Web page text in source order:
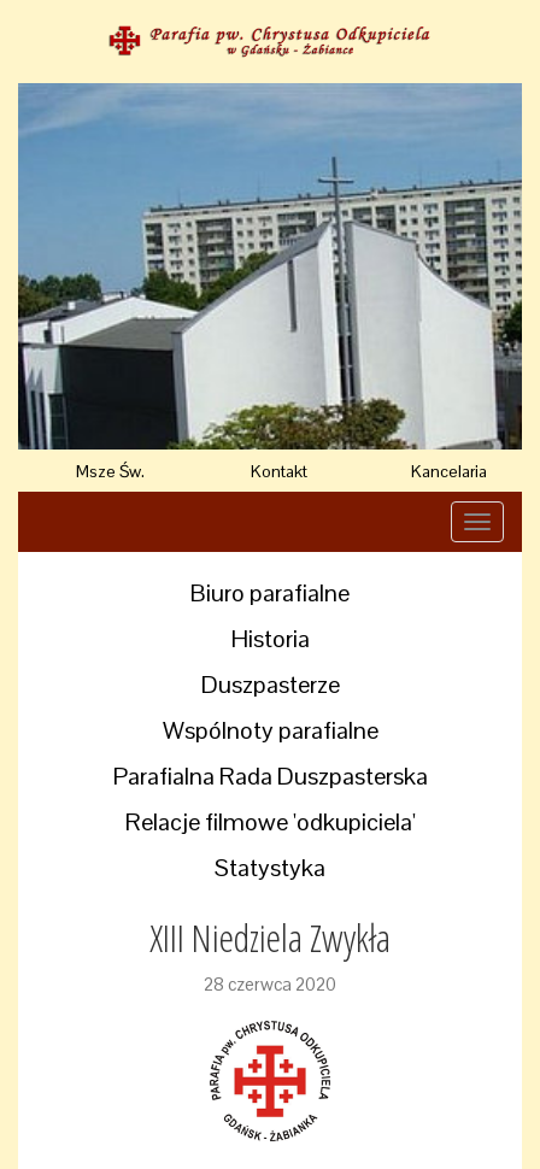
Msze Św. Kontakt Kancelaria
Toggle
Biuro parafialne
Historia
Duszpasterze
Wspólnoty parafialne
Parafialna Rada Duszpasterska
Relacje filmowe 'odkupiciela'
Statystyka
XIII Niedziela Zwykła
28 czerwca 2020